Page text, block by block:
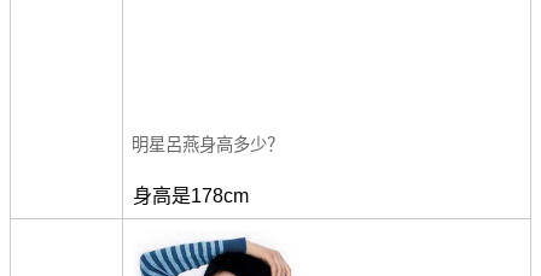
明星呂燕身高多少？
身高是178cm